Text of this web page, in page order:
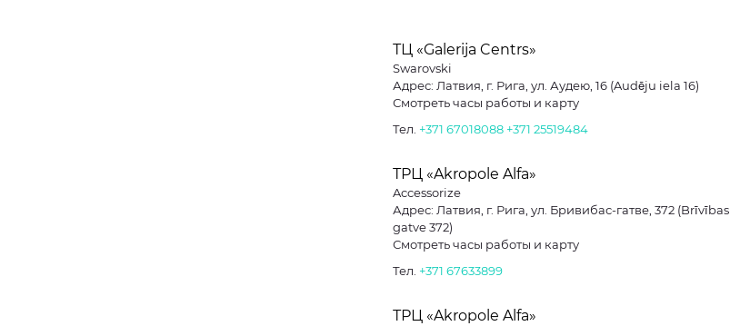
ТЦ «Galerija Centrs»
Swarovski
Адрес: Латвия, г. Рига, ул. Аудею, 16 (Audēju iela 16)
Смотреть часы работы и карту
Тел. +371 67018088 +371 25519484
ТРЦ «Akropole Alfa»
Accessorize
Адрес: Латвия, г. Рига, ул. Бривибас-гатве, 372 (Brīvības
gatve 372)
Смотреть часы работы и карту
Тел. +371 67633899
ТРЦ «Akropole Alfa»